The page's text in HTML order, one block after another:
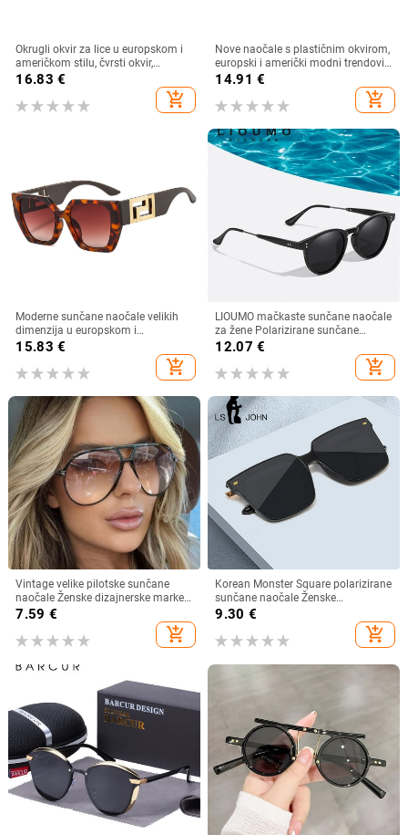
Okrugli okvir za lice u europskom i
američkom stilu, čvrsti okvir,
moderne retro okrugle metalne
naočale
16.83 €
add_shopping_cart
Nove naočale s plastičnim okvirom,
europski i američki modni trendovi
s velikim okvirom, sunčane naočale
14.91 €
add_shopping_cart
Moderne sunčane naočale velikih
dimenzija u europskom i
američkom stilu, ženske četvrtaste
sunčane naočale s otvorenim
krojem i širokim nogama,
prekograničnim krojem
15.83 €
add_shopping_cart
LIOUMO mačkaste sunčane naočale
za žene Polarizirane sunčane
naočale za muškarce Anti-Glare
Vintage naočale Trendy Shade
Brown Lens zonnebril dames
12.07 €
add_shopping_cart
Vintage velike pilotske sunčane
naočale Ženske dizajnerske marke
Crno-žute naočale s gradijentnim
sunčanim naočalama velikog
okvira UV400 Luksuzne muške
7.59 €
add_shopping_cart
Korean Monster Square polarizirane
sunčane naočale Ženske
visokokvalitetne nježne luksuzne
sunčane naočale Muške prevelike
nijanse UV400 naočale
9.30 €
add_shopping_cart